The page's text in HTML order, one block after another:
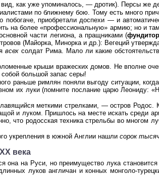
вид, как уже упоминалось, — дротик). Персы же
по ближнему бою. Тому есть много
приобретали доспехи — и
на более «профессиональную» армию; но и
части легиона, а пращниками (
(Майорка, Минорка и др.): Вегеций
всехсолдат Рима. Мало ли какие
крыши вражеских домов. Не вполне
большой запас серы!
раньше римлян поняли выгоду ситуации,
их луки (помните послание царю
меткими стрелками, — остров Родос.
и луком. Пришлось на месте искать среди
что родосская техника стрельбы во многом
укрепления в южной Англии нашли сорок
века
она на Руси, но преимущество лука
луков англичан и конных монголо-